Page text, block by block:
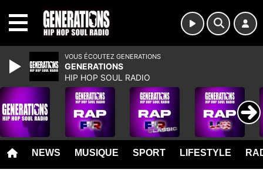
NEWS MUSIQUE SPORT LIFESTYLE
VOUS ÉCOUTEZ GENERATIONS
GENERATIONS
HIP HOP SOUL RADIO